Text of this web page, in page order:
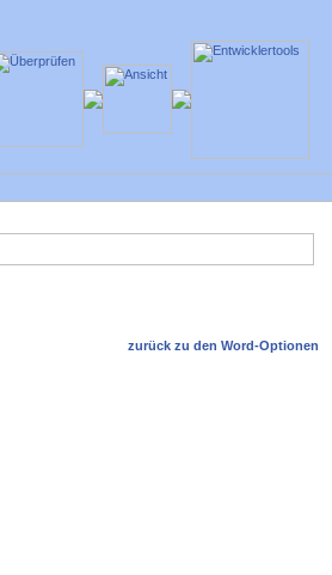
zurück zu den Word-Optionen